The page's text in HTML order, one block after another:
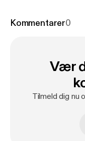
Kommentarer0
Vær
Tilmeld dig nu